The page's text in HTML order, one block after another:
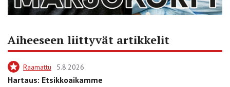
Aiheeseen liittyvät artikkelit
Raamattu 5.8.2026
Hartaus: Etsikkoaikamme